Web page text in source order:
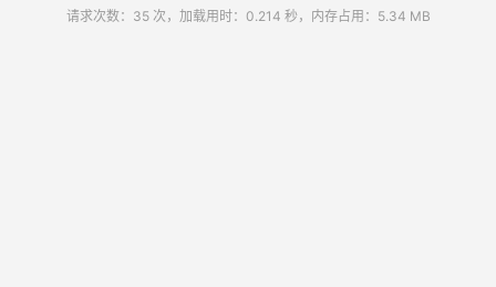
请求次数：35 次，加载用时：0.214 秒，内存占用：5.34 MB